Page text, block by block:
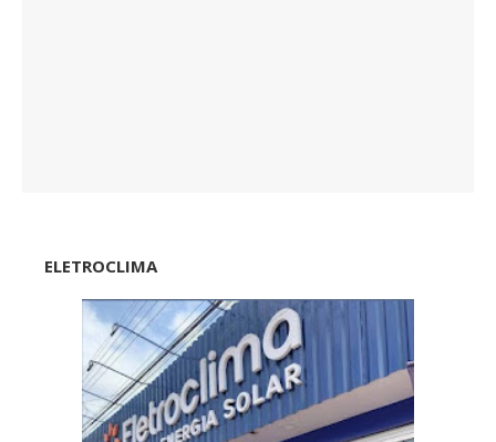
ELETROCLIMA